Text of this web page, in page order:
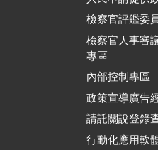
檢察官評鑑委
檢察官人事審
專區
內部控制專區
政策宣導廣告
請託關說登錄
行動化應用軟